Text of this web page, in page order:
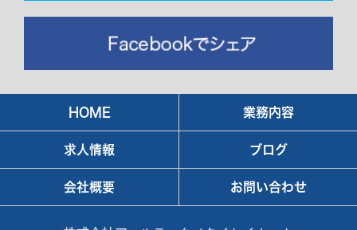
HOME 業務内容
求人情報 ブログ
会社概要 お問い合わせ